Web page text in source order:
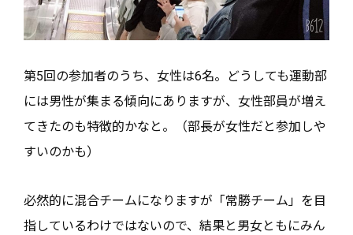
第5回の参加者のうち、女性は6名。どうしても運動部
には男性が集まる傾向にありますが、女性部員が増え
てきたのも特徴的かなと。（部長が女性だと参加しや
すいのかも）
必然的に混合チームになりますが「常勝チーム」を目
指しているわけではないので、結果と男女ともにみん